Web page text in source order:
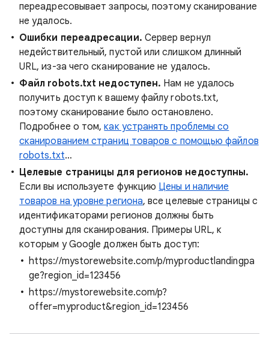
переадресовывает запросы, поэтому сканирование
не удалось.
Ошибки переадресации. Сервер вернул
недействительный, пустой или слишком длинный
URL, из-за чего сканирование не удалось.
Файл robots.txt недоступен. Нам не удалось
получить доступ к вашему файлу robots.txt,
поэтому сканирование было остановлено.
Подробнее о том,как устранять проблемы со
сканированием страниц товаров с помощью файлов
robots.txt…
Целевые страницы для регионов недоступны.
Если вы используете функцию Цены и наличие
товаров на уровне региона, все целевые страницы с
идентификаторами регионов должны быть
доступны для сканирования. Примеры URL, к
которым у Google должен быть доступ:
https://mystorewebsite.com/p/myproductlandingpa
ge?region_id=123456
https://mystorewebsite.com/p?
offer=myproduct&region_id=123456